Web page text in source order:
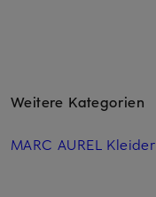
Weitere Kategorien
MARC AUREL Kleider